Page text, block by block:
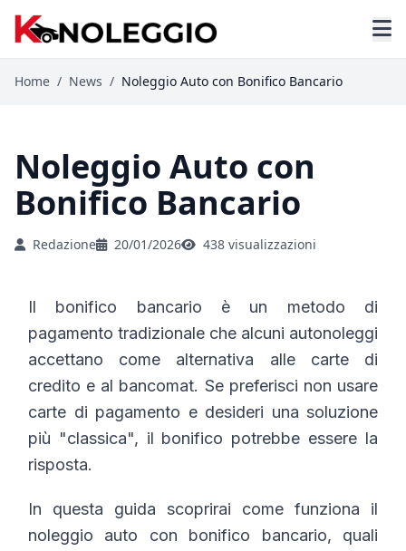
Home / News / Noleggio Auto con Bonifico Bancario
Noleggio Auto con
Bonifico Bancario
Redazione 20/01/2026 438 visualizzazioni
Il bonifico bancario è un metodo di
pagamento tradizionale che alcuni autonoleggi
accettano come alternativa alle carte di
credito e al bancomat. Se preferisci non usare
carte di pagamento e desideri una soluzione
più "classica", il bonifico potrebbe essere la
risposta.
In questa guida scoprirai come funziona il
noleggio auto con bonifico bancario, quali